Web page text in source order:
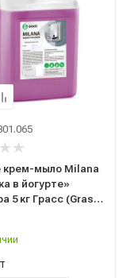
крем-мыло Milana
в йогурте»
5 кг Грасс (Grass)